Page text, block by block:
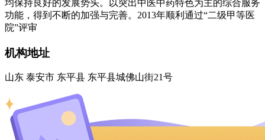
均保持良好的发展势头。以突出中医中药特色为主的综合服务
功能，得到不断的加强与完善。2013年顺利通过“二级甲等医
院”评审
机构地址
山东 泰安市 东平县 东平县城佛山街21号